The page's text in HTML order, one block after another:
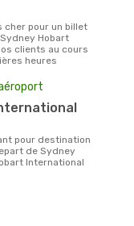
Hobart
clients au cours
heures
de Sydney
International